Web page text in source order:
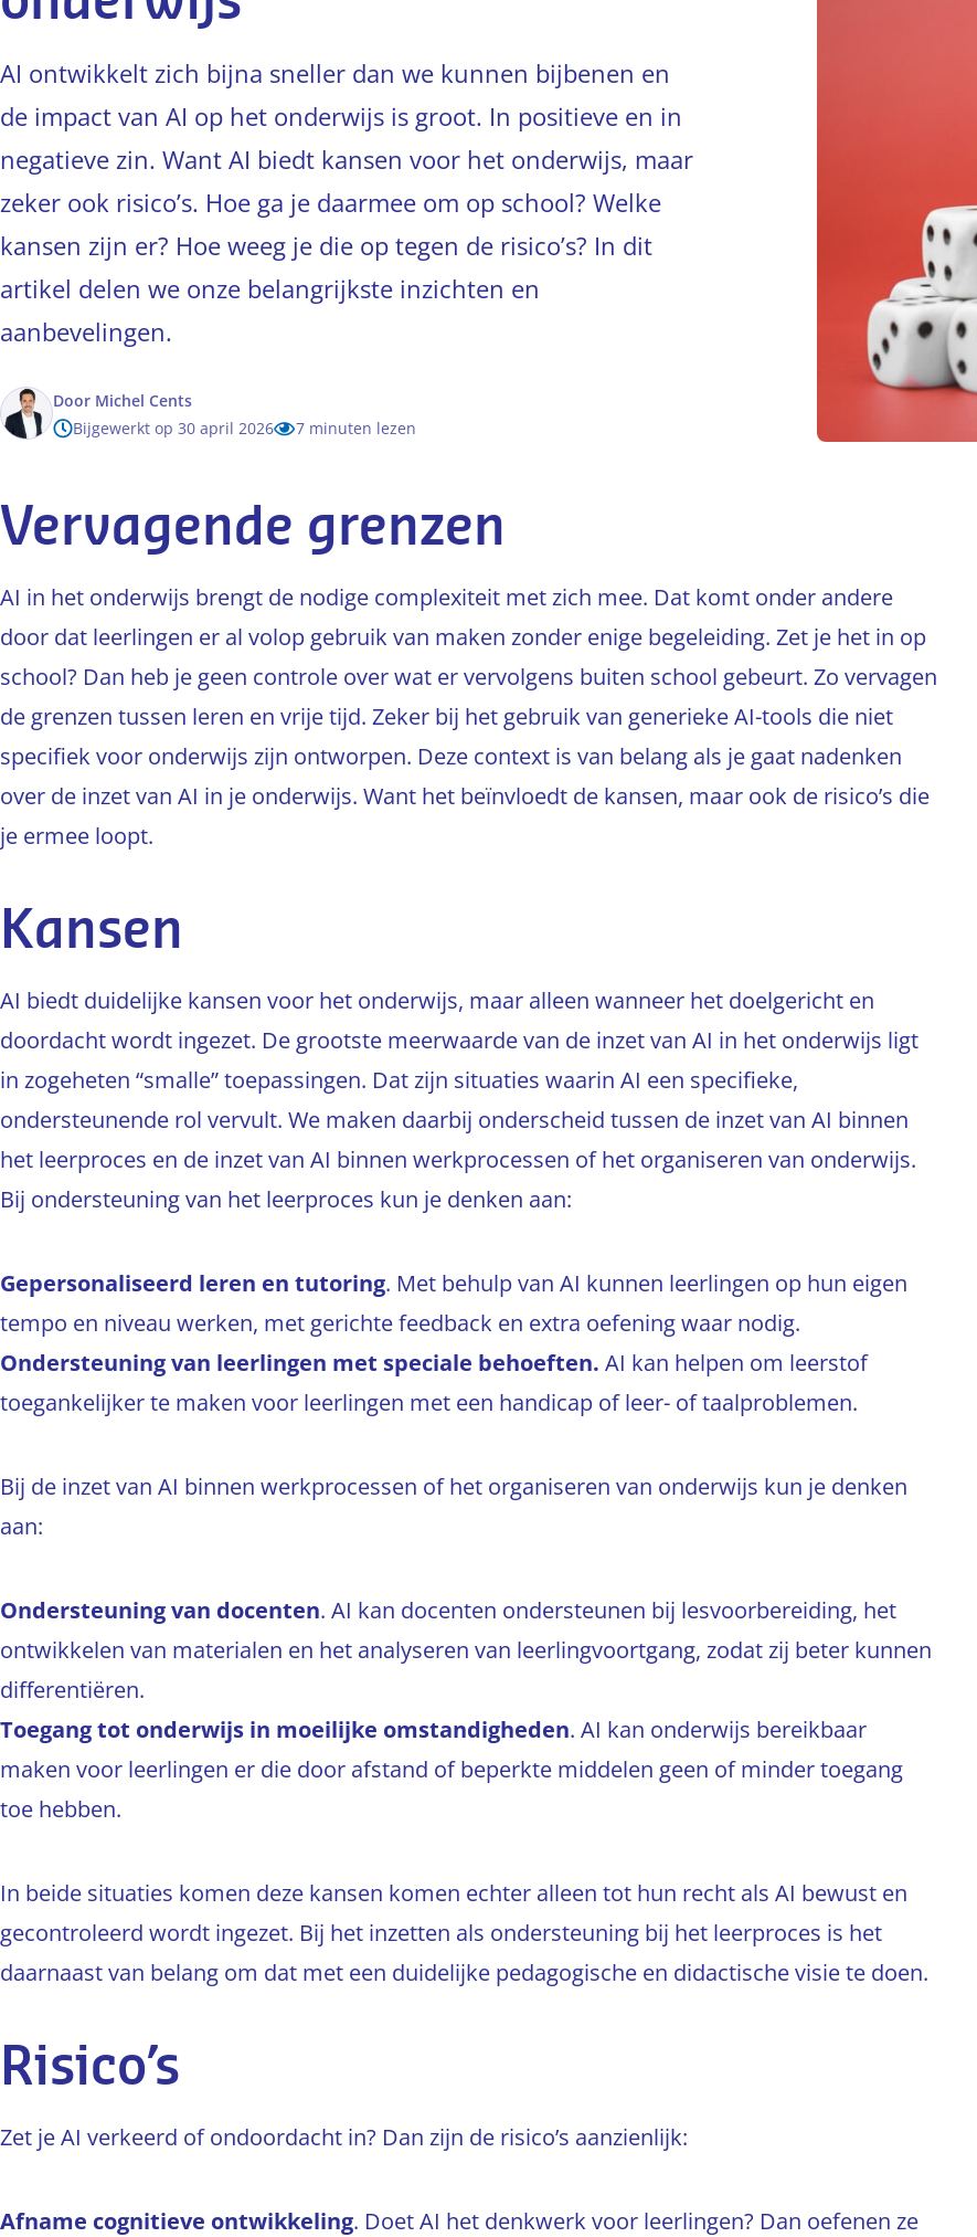
AI ontwikkelt zich bijna sneller dan we kunnen bijbenen en
de impact van AI op het onderwijs is groot. In positieve en in
negatieve zin. Want AI biedt kansen voor het onderwijs, maar
zeker ook risico’s. Hoe ga je daarmee om op school? Welke
kansen zijn er? Hoe weeg je die op tegen de risico’s? In dit
artikel delen we onze belangrijkste inzichten en
aanbevelingen.
Door Michel Cents
Bijgewerkt op 30 april 2026
7 minuten lezen
Vervagende grenzen
AI in het onderwijs brengt de nodige complexiteit met zich mee. Dat komt onder andere
door dat leerlingen er al volop gebruik van maken zonder enige begeleiding. Zet je het in op
school? Dan heb je geen controle over wat er vervolgens buiten school gebeurt. Zo vervagen
de grenzen tussen leren en vrije tijd. Zeker bij het gebruik van generieke AI-tools die niet
specifiek voor onderwijs zijn ontworpen. Deze context is van belang als je gaat nadenken
over de inzet van AI in je onderwijs. Want het beïnvloedt de kansen, maar ook de risico’s die
je ermee loopt.
Kansen
AI biedt duidelijke kansen voor het onderwijs, maar alleen wanneer het doelgericht en
doordacht wordt ingezet. De grootste meerwaarde van de inzet van AI in het onderwijs ligt
in zogeheten “smalle” toepassingen. Dat zijn situaties waarin AI een specifieke,
ondersteunende rol vervult. We maken daarbij onderscheid tussen de inzet van AI binnen
het leerproces en de inzet van AI binnen werkprocessen of het organiseren van onderwijs.
Bij ondersteuning van het leerproces kun je denken aan:
Gepersonaliseerd leren en tutoring. Met behulp van AI kunnen leerlingen op hun eigen
tempo en niveau werken, met gerichte feedback en extra oefening waar nodig.
Ondersteuning van leerlingen met speciale behoeften. AI kan helpen om leerstof
toegankelijker te maken voor leerlingen met een handicap of leer- of taalproblemen.
Bij de inzet van AI binnen werkprocessen of het organiseren van onderwijs kun je denken
aan:
Ondersteuning van docenten. AI kan docenten ondersteunen bij lesvoorbereiding, het
ontwikkelen van materialen en het analyseren van leerlingvoortgang, zodat zij beter kunnen
differentiëren.
Toegang tot onderwijs in moeilijke omstandigheden. AI kan onderwijs bereikbaar
maken voor leerlingen er die door afstand of beperkte middelen geen of minder toegang
toe hebben.
In beide situaties komen deze kansen komen echter alleen tot hun recht als AI bewust en
gecontroleerd wordt ingezet. Bij het inzetten als ondersteuning bij het leerproces is het
daarnaast van belang om dat met een duidelijke pedagogische en didactische visie te doen.
Risico’s
Zet je AI verkeerd of ondoordacht in? Dan zijn de risico’s aanzienlijk:
Afname cognitieve ontwikkeling. Doet AI het denkwerk voor leerlingen? Dan oefenen ze